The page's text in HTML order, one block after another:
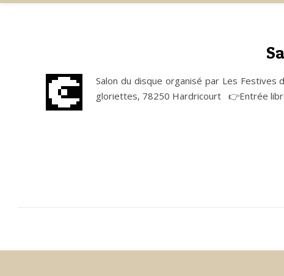
💽
Salon du disque organisé par Les
gloriettes, 78250 Hardricourt 👉Entrée